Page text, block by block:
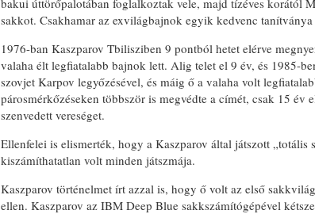
bakui úttörőpalotában foglalkoztak vele, majd tízéves korától
sakkot. Csakhamar az exvilágbajnok egyik kedvenc
1976-ban Kaszparov Tbilisziben 9 pontból hetet elérve
valaha élt legfiatalabb bajnok lett. Alig telet el 9 év, és 1985-
szovjet Karpov legyőzésével, és máig ő a valaha volt
párosmérkőzéseken többször is megvédte a címét, csak 15
szenvedett vereséget.
Ellenfelei is elismerték, hogy a Kaszparov által játszott
kiszámíthatatlan volt minden játszmája.
Kaszparov történelmet írt azzal is, hogy ő volt az első
ellen. Kaszparov az IBM Deep Blue sakkszámítógépével